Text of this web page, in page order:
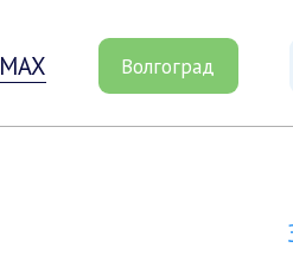
MAX Волгоград